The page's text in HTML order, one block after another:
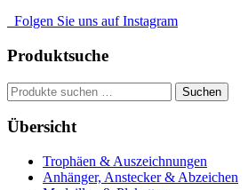
Folgen Sie uns auf Instagram
Produktsuche
Suche
nach:
Suchen
Übersicht
Trophäen & Auszeichnungen
Anhänger, Anstecker & Abzeichen